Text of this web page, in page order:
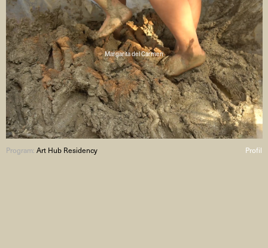
Margarita del Carmen
Profil
Program:Art Hub Residency